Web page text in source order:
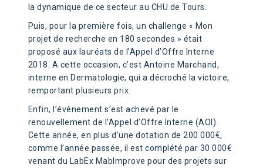
la dynamique de ce secteur au CHU de Tours.
Puis, pour la première fois, un challenge « Mon
projet de recherche en 180 secondes » était
proposé aux lauréats de l’Appel d’Offre Interne
2018. A cette occasion, c’est Antoine Marchand,
interne en Dermatologie, qui a décroché la victoire,
remportant plusieurs prix.
Enfin, l’évènement s’est achevé par le
renouvellement de l’Appel d’Offre Interne (AOI).
Cette année, en plus d’une dotation de 200 000€,
comme l’année passée, il est complété par 30 000€
venant du LabEx MabImprove pour des projets sur